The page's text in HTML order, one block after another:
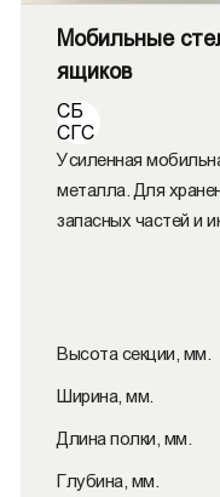
Мобильные
ящиков
СБ
СГС
Усиленная
металла. Для
запасных частей и
Высота секции, мм.
Ширина, мм.
Длина полки, мм.
Глубина, мм.